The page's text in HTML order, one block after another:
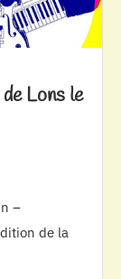
Lons le
–
de la